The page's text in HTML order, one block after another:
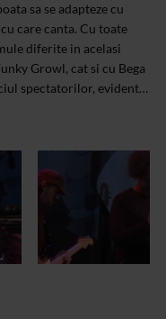
sa se adapteze cu
care canta. Cu toate
diferite in acelasi
Growl, cat si cu Bega
spectatorilor, evident…